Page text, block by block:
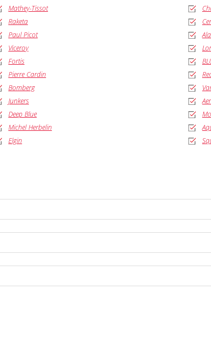
Mathey-Tissot
Raketa
Paul Picot
Viceroy
Fortis
Pierre Cardin
Bomberg
Junkers
Deep Blue
Michel Herbelin
Elgin